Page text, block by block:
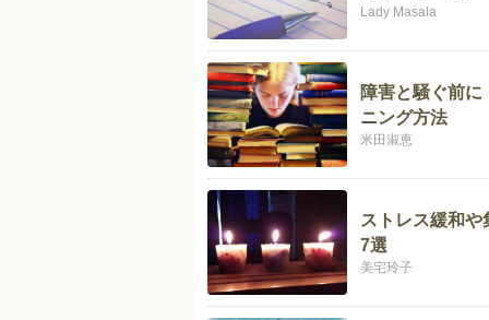
Lady Masala
障害と騒ぐ前
ニング方法
米田淑恵
ストレス緩和
7選
美宅玲子